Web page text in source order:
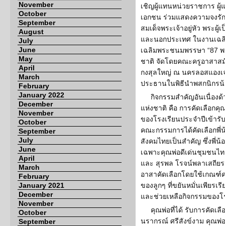
November
October
September
August
July
June
May
April
March
February
January 2022
December
November
October
September
July
June
April
March
February
January 2021
December
November
October
September
เชิญผู้แทนหน่วยราชการ ผู้
เอกชน ร่วมแสดงความจง
สมเด็จพระเจ้าอยู่หัว พระ
และนอกประเทศ ในงานเ
เฉลิมพระชนมพรรษา “87
ชาติ จัดโดยคณะครูอาสาส
กงสุลใหญ่ ณ นครลอสแองเ
ประธานในพิธีนำพสกนิกรน้
กิจกรรมสำคัญอันเนื่อง
แห่งชาติ คือ การคัดเลือก
ของโรงเรียนประจำปีเข้ารั
คณะกรรมการได้คัดเลือก
สังคมไทยเป็นสำคัญ ซึ่งพี่น้
เฉพาะคุณพ่อดีเด่นชุมชนไ
และ สุรพล โรจน์พลาเสถี
อาสาคัดเลือกโดยใช้เกณฑ์
ของลูกๆ ที่ขยันหมั่นเพียรเ
และช่วยเหลือกิจกรรมของ
คุณพ่อที่ได้ รับการคัดเ
นรากรณ์ ศรีสังข์งาม คุณพ่